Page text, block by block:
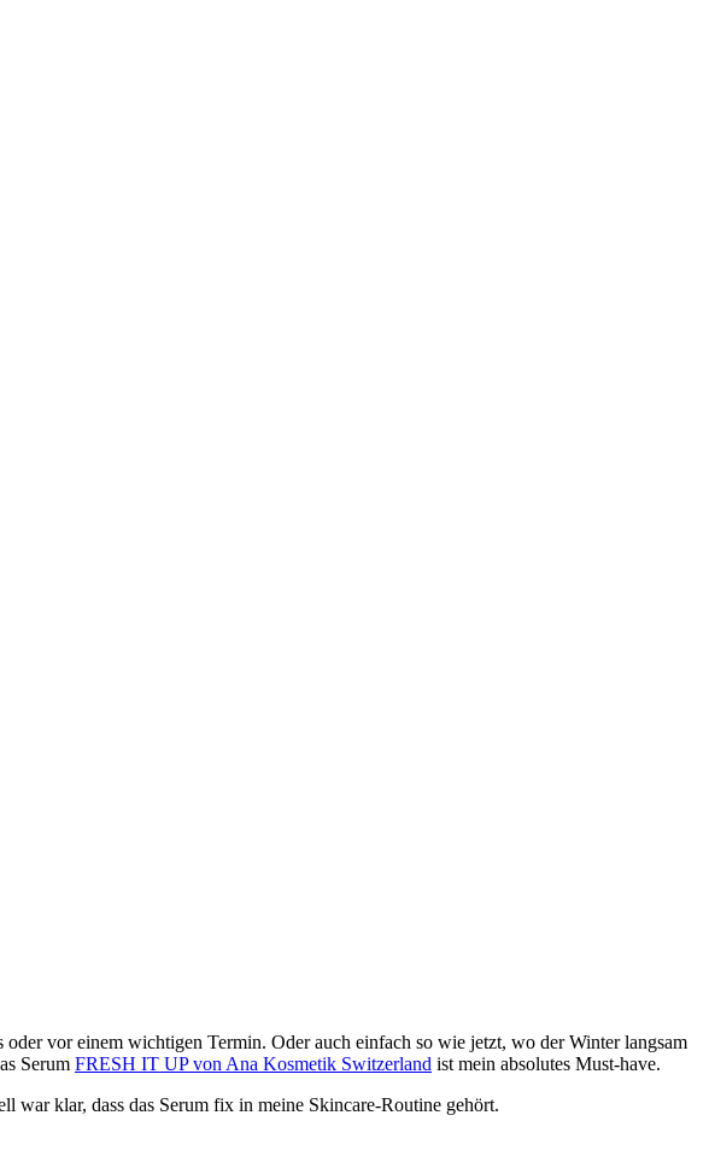
vor einem wichtigen Termin. Oder auch einfach so wie jetzt, wo der Winter langsam
Serum FRESH IT UP von Ana Kosmetik Switzerland ist mein absolutes Must-have.
war klar, dass das Serum fix in meine Skincare-Routine gehört.